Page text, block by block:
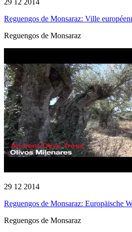
29 12 2014
Reguengos de Monsaraz: Ville
Reguengos de Monsaraz
29 12 2014
Reguengos de Monsaraz: Europäische
Reguengos de Monsaraz